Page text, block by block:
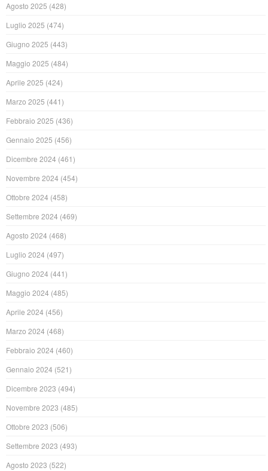
Agosto 2025 (428)
Luglio 2025 (474)
Giugno 2025 (443)
Maggio 2025 (484)
Aprile 2025 (424)
Marzo 2025 (441)
Febbraio 2025 (436)
Gennaio 2025 (456)
Dicembre 2024 (461)
Novembre 2024 (454)
Ottobre 2024 (458)
Settembre 2024 (469)
Agosto 2024 (468)
Luglio 2024 (497)
Giugno 2024 (441)
Maggio 2024 (485)
Aprile 2024 (456)
Marzo 2024 (468)
Febbraio 2024 (460)
Gennaio 2024 (521)
Dicembre 2023 (494)
Novembre 2023 (485)
Ottobre 2023 (506)
Settembre 2023 (493)
Agosto 2023 (522)